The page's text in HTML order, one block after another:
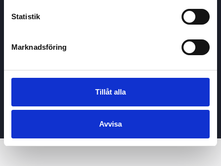
Statistik
Marknadsföring
Tillåt alla
Avvisa
Undervisning
För företag